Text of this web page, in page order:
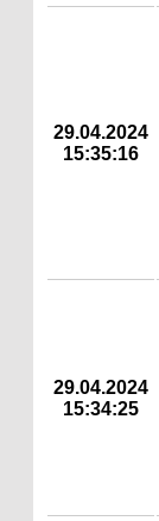
29.04.2024
15:35:16
29.04.2024
15:34:25